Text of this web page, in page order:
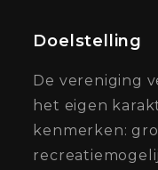
Doelstelling
De vereniging
het eigen
kenmerken: